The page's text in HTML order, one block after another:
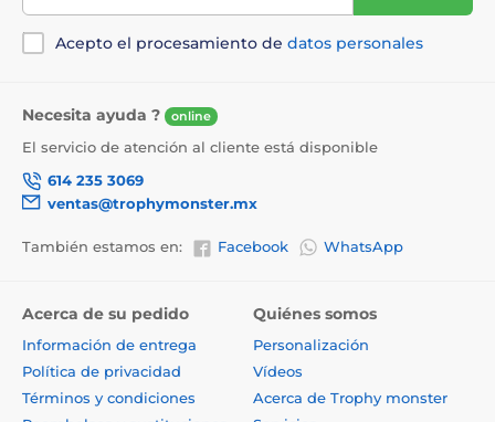
Acepto el procesamiento de datos personales
Necesita ayuda ? online
El servicio de atención al cliente está disponible
614 235 3069
ventas@trophymonster.mx
También estamos en: Facebook WhatsApp
Acerca de su pedido
Información de entrega
Política de privacidad
Términos y condiciones
Quiénes somos
Personalización
Vídeos
Acerca de Trophy monster